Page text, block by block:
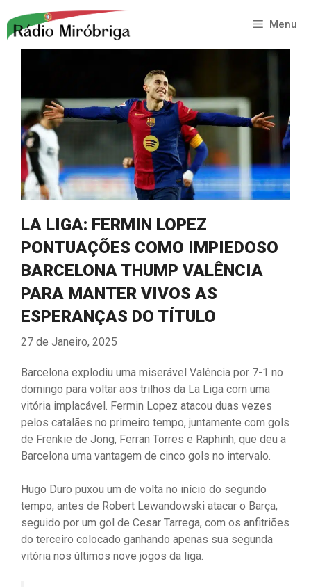
para
Menu
LA LIGA: FERMIN LOPEZ
PONTUAÇÕES COMO IMPIEDOSO
BARCELONA THUMP VALÊNCIA
PARA MANTER VIVOS AS
ESPERANÇAS DO TÍTULO
27 de Janeiro, 2025
Barcelona explodiu uma miserável Valência por 7-1 no
domingo para voltar aos trilhos da La Liga com uma
vitória implacável. Fermin Lopez atacou duas vezes
pelos catalães no primeiro tempo, juntamente com gols
de Frenkie de Jong, Ferran Torres e Raphinh, que deu a
Barcelona uma vantagem de cinco gols no intervalo.
Hugo Duro puxou um de volta no início do segundo
tempo, antes de Robert Lewandowski atacar o Barça,
seguido por um gol de Cesar Tarrega, com os anfitriões
do terceiro colocado ganhando apenas sua segunda
vitória nos últimos nove jogos da liga.